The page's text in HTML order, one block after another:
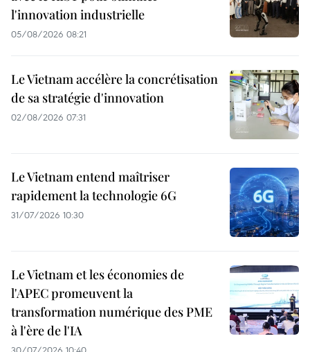
l'innovation industrielle
05/08/2026 08:21
Le Vietnam accélère la concrétisation
de sa stratégie d'innovation
02/08/2026 07:31
Le Vietnam entend maîtriser
rapidement la technologie 6G
31/07/2026 10:30
Le Vietnam et les économies de
l'APEC promeuvent la
transformation numérique des PME
à l'ère de l'IA